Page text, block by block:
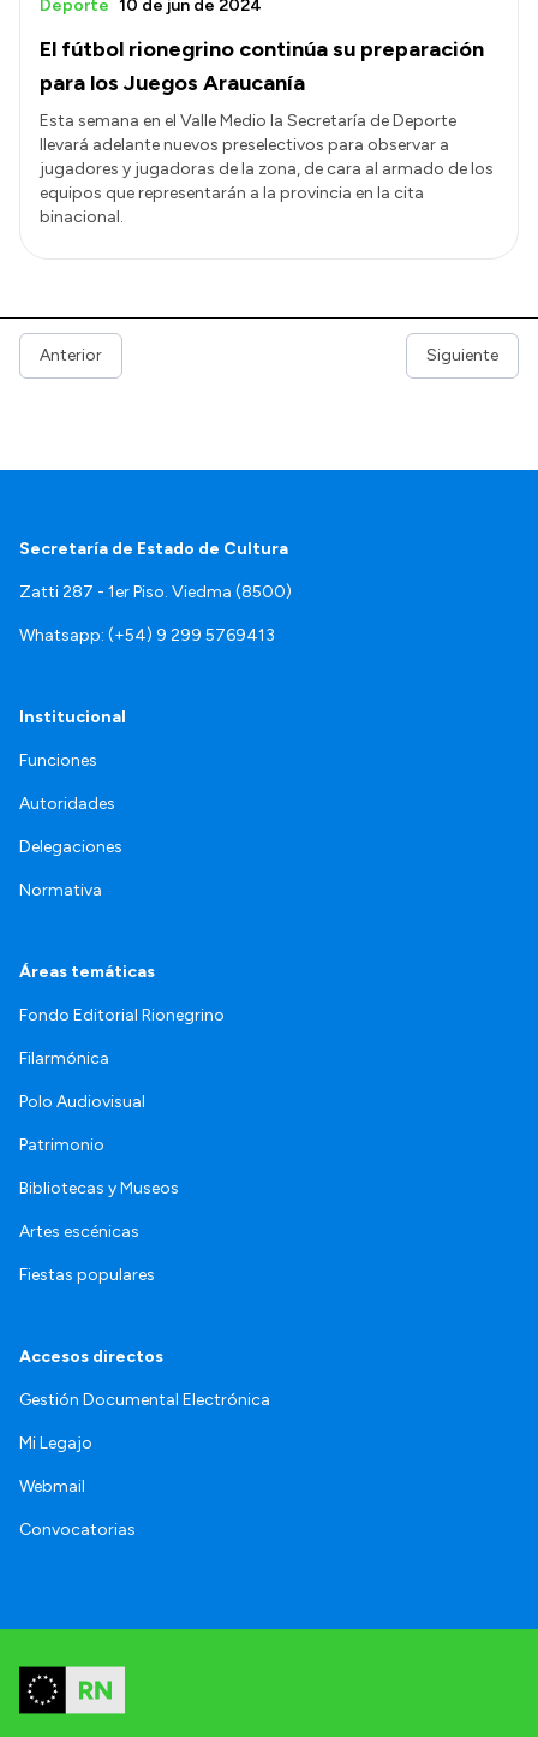
El fútbol rionegrino continúa su preparación
para los Juegos Araucanía
Deporte 10 de jun de 2024
Esta semana en el Valle Medio la Secretaría de Deporte
llevará adelante nuevos preselectivos para observar a
jugadores y jugadoras de la zona, de cara al armado de los
equipos que representarán a la provincia en la cita
binacional.
Anterior Siguiente
Secretaría de Estado de Cultura
Zatti 287 - 1er Piso. Viedma (8500)
Whatsapp: (+54) 9 299 5769413
Institucional
Funciones
Autoridades
Delegaciones
Normativa
Áreas temáticas
Fondo Editorial Rionegrino
Filarmónica
Polo Audiovisual
Patrimonio
Bibliotecas y Museos
Artes escénicas
Fiestas populares
Accesos directos
Gestión Documental Electrónica
Mi Legajo
Webmail
Convocatorias